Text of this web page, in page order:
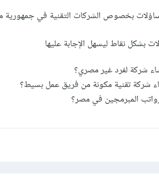
بخصوص الشركات التقنية في جمهورية
بشكل نقاط ليسهل الإجابة عليها
شركة لفرد غير مصري؟
شركة تقنية مكونة من فريق عمل بسيط؟
المبرمجين في مصر؟